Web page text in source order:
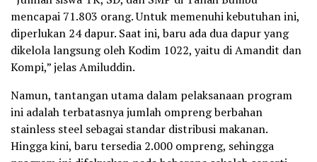
mencapai 71.803 orang. Untuk memenuhi kebutuhan ini,
diperlukan 24 dapur. Saat ini, baru ada dua dapur yang
dikelola langsung oleh Kodim 1022, yaitu di Amandit dan
Kompi,” jelas Amiluddin.
Namun, tantangan utama dalam pelaksanaan program
ini adalah terbatasnya jumlah ompreng berbahan
stainless steel sebagai standar distribusi makanan.
Hingga kini, baru tersedia 2.000 ompreng, sehingga